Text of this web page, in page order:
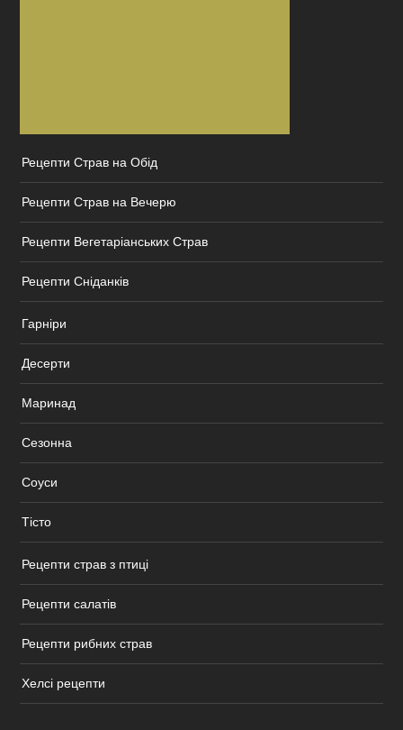
Рецепти Страв на Обід
Рецепти Страв на Вечерю
Рецепти Вегетаріанських Страв
Рецепти Сніданків
Гарніри
Десерти
Маринад
Сезонна
Соуси
Тісто
Рецепти страв з птиці
Рецепти салатів
Рецепти рибних страв
Хелсі рецепти